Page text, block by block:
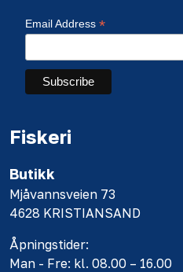
Email Address *
Fiskeri
Butikk
Mjåvannsveien 73
4628 KRISTIANSAND
Åpningstider:
Man - Fre: kl. 08.00 – 16.00